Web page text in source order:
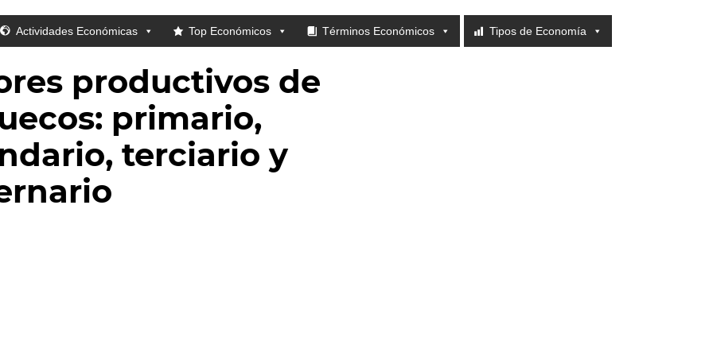
Actividades Económicas Top Económicos Términos Económicos Tipos de Economía
productivos de
primario,
terciario y